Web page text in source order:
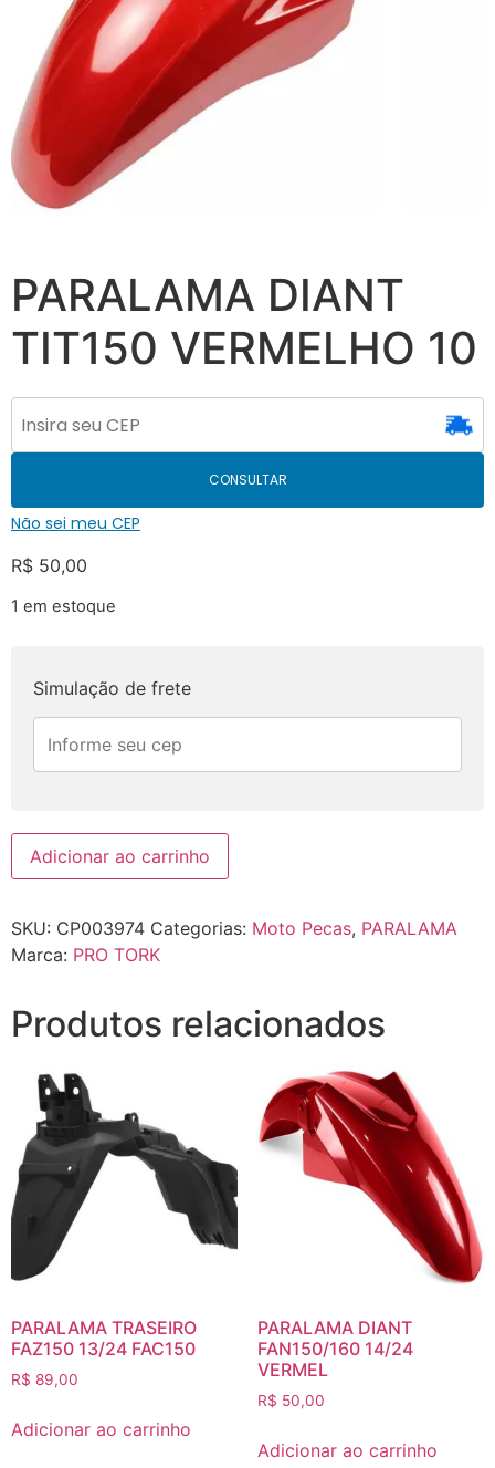
PARALAMA DIANT
TIT150 VERMELHO 10
CONSULTAR
Não sei meu CEP
R$ 50,00
1 em estoque
Simulação de frete
Adicionar ao carrinho
SKU: CP003974 Categorias: Moto Pecas, PARALAMA
Marca: PRO TORK
Produtos relacionados
PARALAMA TRASEIRO
FAZ150 13/24 FAC150
R$ 89,00
Adicionar ao carrinho
PARALAMA DIANT
FAN150/160 14/24
VERMEL
R$ 50,00
Adicionar ao carrinho